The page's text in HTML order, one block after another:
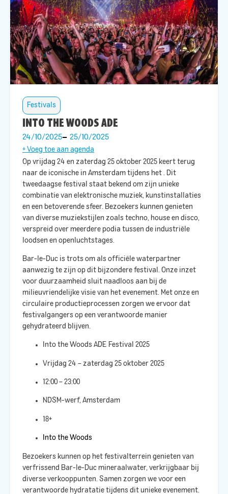
Festivals
INTO THE WOODS ADE
24/10/2025 25/10/2025
+ Voeg toe aan agenda
Op vrijdag 24 en zaterdag 25 oktober 2025 keert terug
naar de iconische in Amsterdam tijdens het
. Dit
tweedaagse festival staat bekend om zijn unieke
combinatie van elektronische muziek, kunstinstallaties
en een betoverende sfeer. Bezoekers kunnen genieten
van diverse muziekstijlen zoals techno, house en disco,
verspreid over meerdere podia tussen de industriële
loodsen en openluchtstages. ​
Bar-le-Duc is trots om als officiële waterpartner
aanwezig te zijn op dit bijzondere festival. Onze inzet
voor duurzaamheid sluit naadloos aan bij de
milieuvriendelijke visie van het evenement. Met onze en
circulaire productieprocessen zorgen we ervoor dat
festivalgangers op een verantwoorde manier
gehydrateerd blijven.​
Into the Woods ADE Festival 2025
Vrijdag 24 – zaterdag 25 oktober 2025
12:00 – 23:00
NDSM-werf, Amsterdam
18+
Into the Woods
Bezoekers kunnen op het festivalterrein genieten van
verfrissend Bar-le-Duc mineraalwater, verkrijgbaar bij
diverse verkooppunten. Samen zorgen we voor een
verantwoorde hydratatie tijdens dit unieke evenement.​